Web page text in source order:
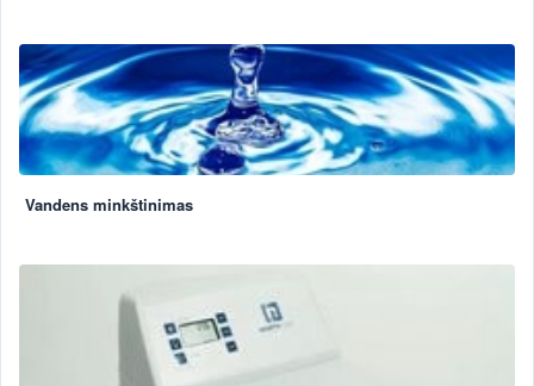
Vandens minkštinimas